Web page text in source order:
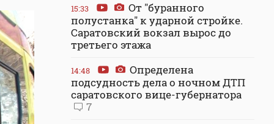
15:33
От "буранного
полустанка" к ударной стройке.
Саратовский вокзал вырос до
третьего этажа
14:48
Определена
подсудность дела о ночном ДТП
саратовского вице-губернатора
7